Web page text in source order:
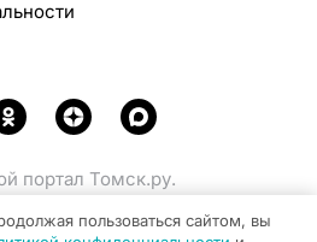
портал Томск.ру.
развития, связи и массовых
пользоваться сайтом, вы